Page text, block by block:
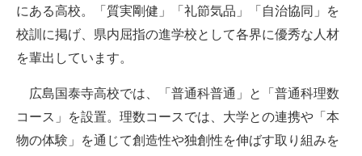
にある高校。「質実剛健」「礼節気品」「自治協同」を
校訓に掲げ、県内屈指の進学校として各界に優秀な人材
を輩出しています。
広島国泰寺高校では、「普通科普通」と「普通科理数
コース」を設置。理数コースでは、大学との連携や「本
物の体験」を通じて創造性や独創性を伸ばす取り組みを